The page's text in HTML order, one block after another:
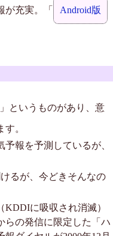
が充実。「 Android版
」というものがあり、意
。
報を予測しているが、
るが、今どきそんなの
に吸収され消滅）
らの発信に限定した「ハ